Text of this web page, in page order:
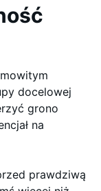
docelowej
grono
na
prawdziwą